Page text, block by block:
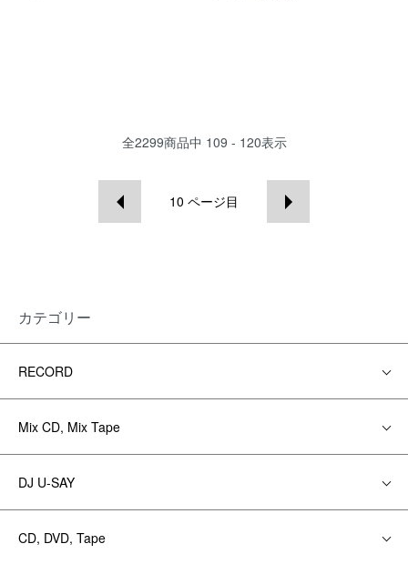
全2299商品中 109 - 120表示
10 ページ目
カテゴリー
RECORD
Mix CD, Mix Tape
DJ U-SAY
CD, DVD, Tape